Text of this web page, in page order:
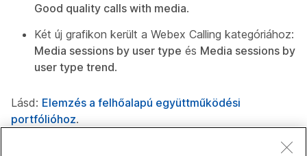
Good quality calls with media.
Két új grafikon került a Webex Calling kategóriához:
Media sessions by user type és Media sessions by
user type trend.
Lásd: Elemzés a felhőalapú együttműködési
portfólióhoz.